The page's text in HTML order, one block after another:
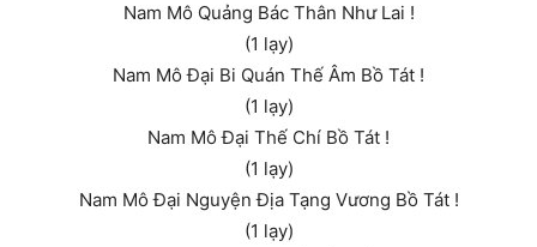
Nam Mô Quảng Bác Thân Như Lai !
(1 lạy)
Nam Mô Đại Bi Quán Thế Âm Bồ Tát !
(1 lạy)
Nam Mô Đại Thế Chí Bồ Tát !
(1 lạy)
Nam Mô Đại Nguyện Địa Tạng Vương Bồ Tát !
(1 lạy)